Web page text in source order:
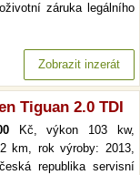
záruka legálního
Zobrazit inzerát
Tiguan 2.0 TDI
Kč, výkon 103 kw,
km, rok výroby: 2013,
republika servisní